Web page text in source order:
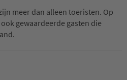
meer dan alleen toeristen. Op
gewaardeerde gasten die